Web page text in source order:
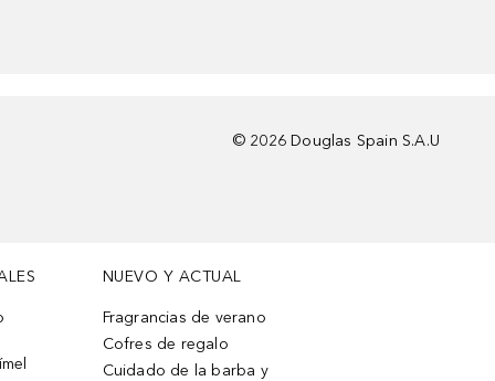
© 2026 Douglas Spain S.A.U
NUEVO Y ACTUAL
Fragrancias de verano
Cofres de regalo
Cuidado de la barba y